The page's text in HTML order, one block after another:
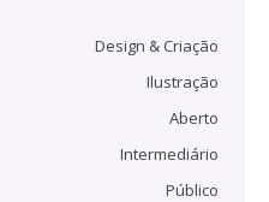
Design & Criação
Ilustração
Aberto
Intermediário
Público